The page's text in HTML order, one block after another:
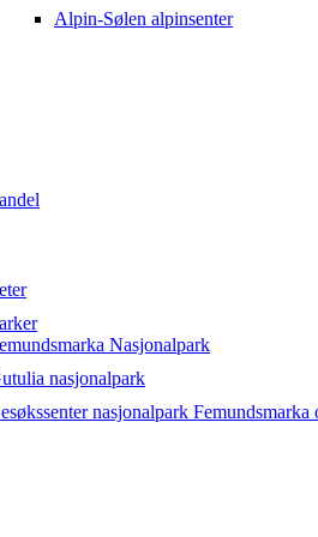
Alpin-Sølen alpinsenter
Nasjonalpark
nasjonalpark
nasjonalpark Femundsmarka